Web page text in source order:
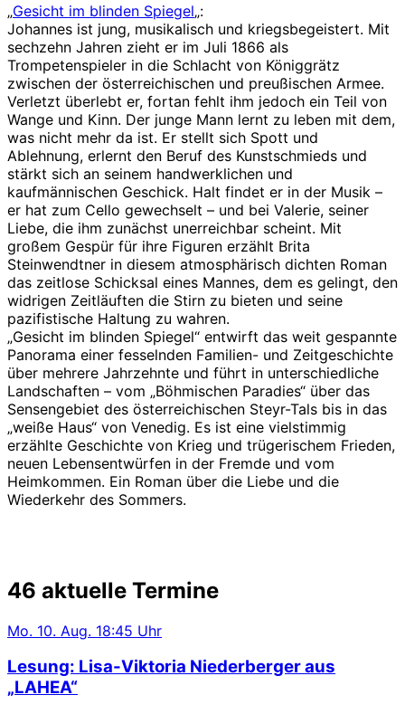
„Gesicht im blinden Spiegel„:
Johannes ist jung, musikalisch und kriegsbegeistert. Mit
sechzehn Jahren zieht er im Juli 1866 als
Trompetenspieler in die Schlacht von Königgrätz
zwischen der österreichischen und preußischen Armee.
Verletzt überlebt er, fortan fehlt ihm jedoch ein Teil von
Wange und Kinn. Der junge Mann lernt zu leben mit dem,
was nicht mehr da ist. Er stellt sich Spott und
Ablehnung, erlernt den Beruf des Kunstschmieds und
stärkt sich an seinem handwerklichen und
kaufmännischen Geschick. Halt findet er in der Musik –
er hat zum Cello gewechselt – und bei Valerie, seiner
Liebe, die ihm zunächst unerreichbar scheint. Mit
großem Gespür für ihre Figuren erzählt Brita
Steinwendtner in diesem atmosphärisch dichten Roman
das zeitlose Schicksal eines Mannes, dem es gelingt, den
widrigen Zeitläuften die Stirn zu bieten und seine
pazifistische Haltung zu wahren.
„Gesicht im blinden Spiegel“ entwirft das weit gespannte
Panorama einer fesselnden Familien- und Zeitgeschichte
über mehrere Jahrzehnte und führt in unterschiedliche
Landschaften – vom „Böhmischen Paradies“ über das
Sensengebiet des österreichischen Steyr-Tals bis in das
„weiße Haus“ von Venedig. Es ist eine vielstimmig
erzählte Geschichte von Krieg und trügerischem Frieden,
neuen Lebensentwürfen in der Fremde und vom
Heimkommen. Ein Roman über die Liebe und die
Wiederkehr des Sommers.
46 aktuelle Termine
Mo. 10. Aug. 18:45 Uhr
Lesung: Lisa-Viktoria Niederberger aus
„LAHEA“